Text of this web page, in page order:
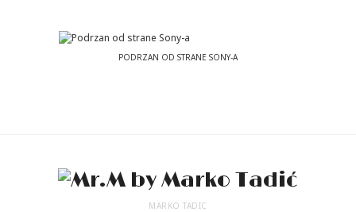
PODRZAN OD STRANE SONY-A
MARKO TADIC